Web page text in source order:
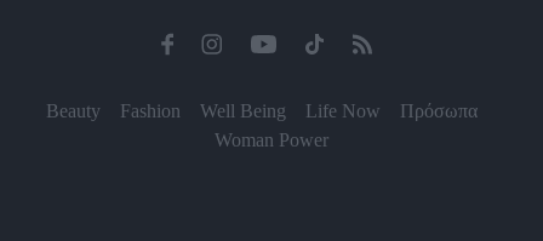
Beauty Fashion Well Being Life Now
Πρόσωπα
Woman Power